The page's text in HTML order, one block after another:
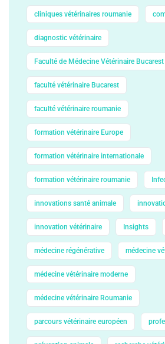
cliniques vétérinaires roumanie
diagnostic vétérinaire
Faculté de Médecine Vétérinaire Bucarest
faculté vétérinaire Bucarest
faculté vétérinaire roumanie
formation vétérinaire Europe
formation vétérinaire internationale
formation vétérinaire roumanie
innovations santé animale
innovation vétérinaire Insights
médecine régénérative médecine
médecine vétérinaire moderne
médecine vétérinaire Roumanie
parcours vétérinaire européen